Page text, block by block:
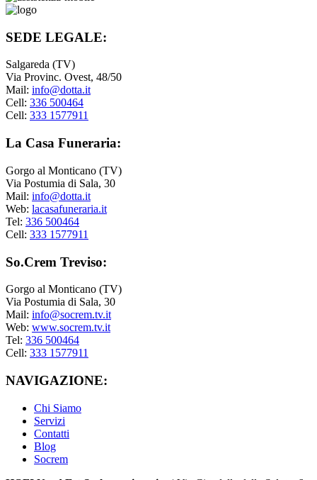
SEDE LEGALE:
Salgareda (TV)
Via Provinc. Ovest, 48/50
Mail: info@dotta.it
Cell: 336 500464
Cell: 333 1577911
La Casa Funeraria:
Gorgo al Monticano (TV)
Via Postumia di Sala, 30
Mail: info@dotta.it
Web: lacasafuneraria.it
Tel: 336 500464
Cell: 333 1577911
So.Crem Treviso:
Gorgo al Monticano (TV)
Via Postumia di Sala, 30
Mail: info@socrem.tv.it
Web: www.socrem.tv.it
Tel: 336 500464
Cell: 333 1577911
NAVIGAZIONE:
Chi Siamo
Servizi
Contatti
Blog
Socrem